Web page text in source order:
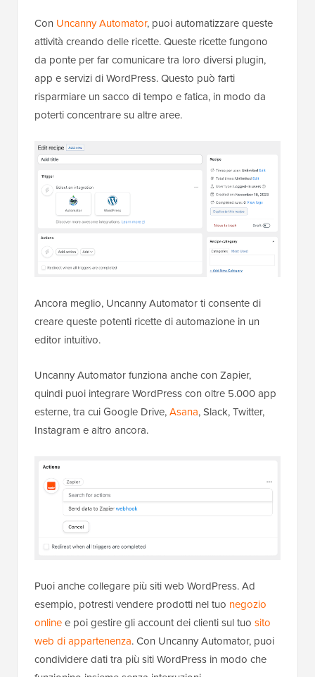
Con Uncanny Automator, puoi automatizzare queste
attività creando delle ricette. Queste ricette fungono
da ponte per far comunicare tra loro diversi plugin,
app e servizi di WordPress. Questo può farti
risparmiare un sacco di tempo e fatica, in modo da
poterti concentrare su altre aree.
Ancora meglio, Uncanny Automator ti consente di
creare queste potenti ricette di automazione in un
editor intuitivo.
Uncanny Automator funziona anche con Zapier,
quindi puoi integrare WordPress con oltre 5.000 app
esterne, tra cui Google Drive,Asana, Slack, Twitter,
Instagram e altro ancora.
Puoi anche collegare più siti web WordPress. Ad
esempio, potresti vendere prodotti nel tuo negozio
onlinee poi gestire gli account dei clienti sul tuo sito
web di appartenenza. Con Uncanny Automator, puoi
condividere dati tra più siti WordPress in modo che